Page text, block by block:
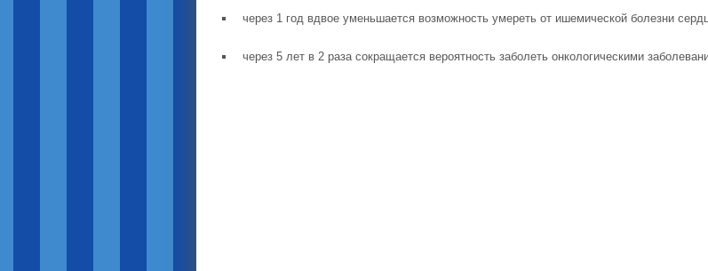
через 1 год вдвое уменьшается возможность умереть от ишемической болезни
через 5 лет в 2 раза сокращается вероятность заболеть онкологическими